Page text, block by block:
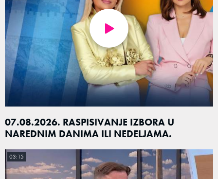
07.08.2026. RASPISIVANJE IZBORA U
NAREDNIM DANIMA ILI NEDELJAMA.
03:15